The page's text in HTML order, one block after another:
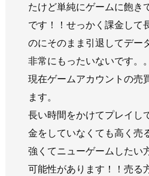
たけど単純にゲームに飽き
です！！せっかく課金して
のにそのまま引退してデー
非常にもったいないです。
現在ゲームアカウントの売
ます。
長い時間をかけてプレイし
金をしていなくても高く売
強くてニューゲームしたい
可能性があります！！売る